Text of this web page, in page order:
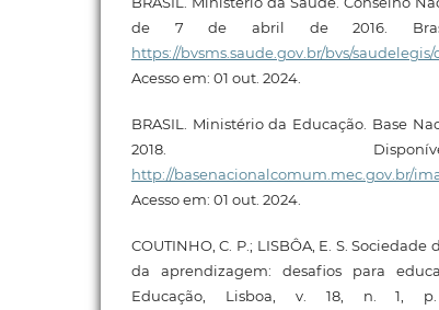
de 7 de abril de 2016.
https://bvsms.saude.gov.br/bvs/saudelegis/
Acesso em: 01 out. 2024.
BRASIL. Ministério da Educação. Base
2018.
http://basenacionalcomum.mec.gov.br/
Acesso em: 01 out. 2024.
COUTINHO, C. P.; LISBÔA, E. S.
da aprendizagem: desafios para
Educação, Lisboa, v. 18, n. 1, p.